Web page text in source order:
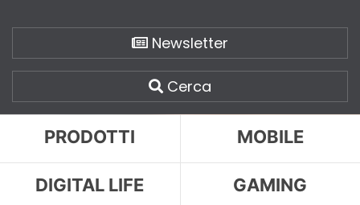
Newsletter
Cerca
PRODOTTI MOBILE
DIGITAL LIFE GAMING